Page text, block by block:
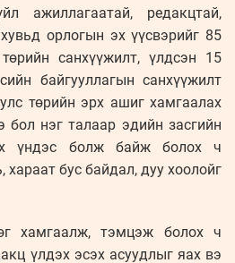
ажиллагаатай, редакцтай,
орлогын эх үүсвэрийг 85
санхүүжилт, үлдсэн 15
байгууллагын санхүүжилт
төрийн эрх ашиг хамгаалах
бол нэг талаар эдийн засгийн
үндэс болж байж болох ч
бус байдал, дуу хоолойг
хамгаалж, тэмцэж болох ч
үлдэх эсэх асуудлыг яах вэ